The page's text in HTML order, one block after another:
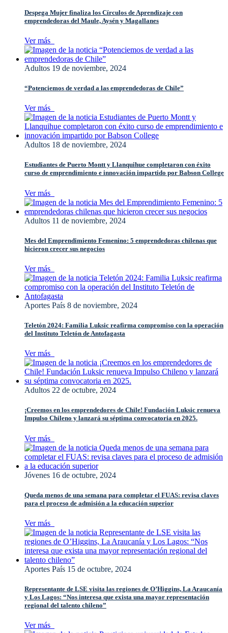
Despega Mujer finaliza los Círculos de Aprendizaje con
emprendedoras del Maule, Aysén y Magallanes
Ver más
Adultos 19 de noviembre, 2024
“Potenciemos de verdad a las emprendedoras de Chile”
Ver más
Adultos 18 de noviembre, 2024
Estudiantes de Puerto Montt y Llanquihue completaron con éxito
curso de emprendimiento e innovación impartido por Babson College
Ver más
Adultos 11 de noviembre, 2024
Mes del Emprendimiento Femenino: 5 emprendedoras chilenas que
hicieron crecer sus negocios
Ver más
Aportes País 8 de noviembre, 2024
Teletón 2024: Familia Luksic reafirma compromiso con la operación
del Instituto Teletón de Antofagasta
Ver más
Adultos 22 de octubre, 2024
¡Creemos en los emprendedores de Chile! Fundación Luksic renueva
Impulso Chileno y lanzará su séptima convocatoria en 2025.
Ver más
Jóvenes 16 de octubre, 2024
Queda menos de una semana para completar el FUAS: revisa claves
para el proceso de admisión a la educación superior
Ver más
Aportes País 15 de octubre, 2024
Representante de LSE visita las regiones de O’Higgins, La Araucanía
y Los Lagos: “Nos interesa que exista una mayor representación
regional del talento chileno”
Ver más